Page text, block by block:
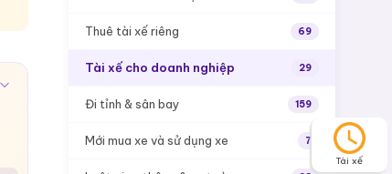
Thuê tài xế riêng 69
Tài xế cho doanh nghiệp 29
Đi tỉnh & sân bay 159
Mới mua xe và sử dụng xe 7
Tài xế